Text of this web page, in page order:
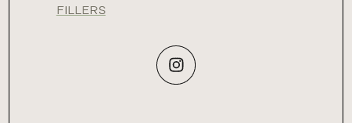
FILLERS